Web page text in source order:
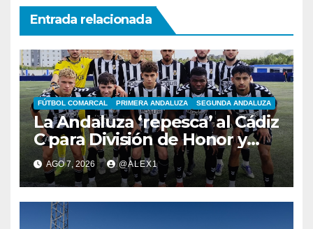
Entrada relacionada
FÚTBOL COMARCAL PRIMERA ANDALUZA SEGUNDA ANDALUZA
La Andaluza ‘repesca’ al Cádiz
C para División de Honor y
ofrece su plaza en Primera al
filial de la RB Linense
AGO 7, 2026 @ALEX1